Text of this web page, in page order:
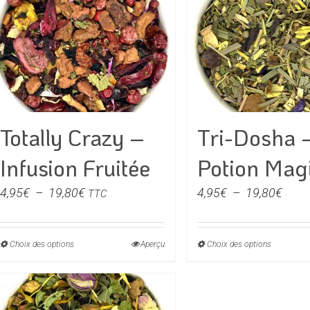
variations.
Les
options
peuvent
être
choisies
sur
page
du
Les
être
sur
page
du
Totally Crazy –
Infusion Fruitée
4,95€ – 19,80€Plage
prix :
19,80€
TTC
Choix des optionsCe
a
plusieurs
Aperçu
Tri-Dosha
Potion
4,95€ – 19,80€Plage
prix :
Choix des optionsCe